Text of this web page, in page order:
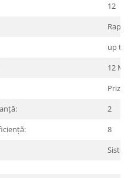
12
Raptor
up to 5
12 MB
Priză
2
8
Sistem